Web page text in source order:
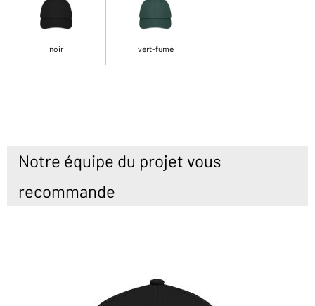
noir vert-fumé
Notre équipe du projet vous
recommande